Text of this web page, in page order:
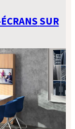
SUR